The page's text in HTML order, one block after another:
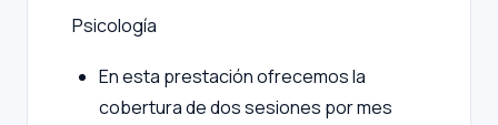
Psicología
En esta prestación ofrecemos la
cobertura de dos sesiones por mes